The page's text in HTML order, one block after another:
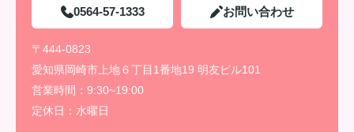
0564-57-1333 お問い合わせ
〒444-0823
愛知県岡崎市上地６丁目1番地19 明友ビル101
営業時間： 9:30~19:00
定休日： 水曜日